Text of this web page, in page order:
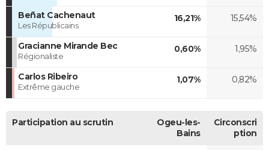
Beñat Cachenaut
Les Républicains
16,21% 15,54%
Gracianne Mirande Bec
Régionaliste
0,60% 1,95%
Carlos Ribeiro
Extrême gauche
1,07% 0,82%
Participation au scrutin
Ogeu-les-
Bains
Circonscri
ption